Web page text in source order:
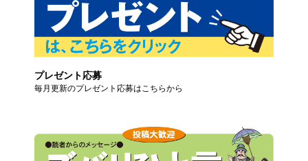
プレゼント応募
毎月更新のプレゼント応募はこちらから